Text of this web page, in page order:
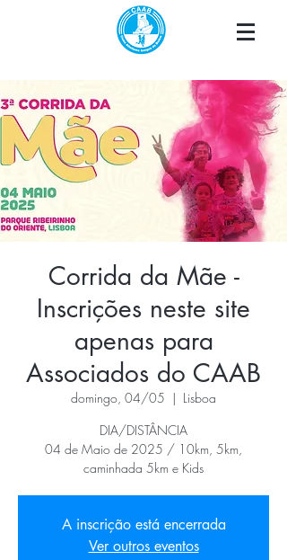
Corrida da Mãe -
Inscrições neste site
apenas para
Associados do CAAB
domingo, 04/05
  |
Lisboa
DIA/DISTÂNCIA
04 de Maio de 2025 / 10km, 5km,
caminhada 5km e Kids
A inscrição está encerrada
Ver outros eventos